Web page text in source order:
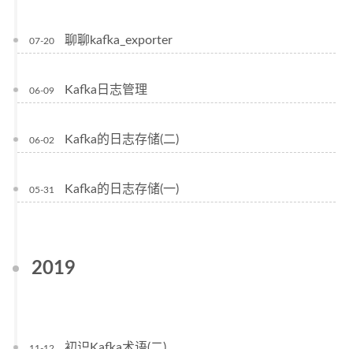
07-20 聊聊kafka_exporter
06-09 Kafka日志管理
06-02 Kafka的日志存储(二)
05-31 Kafka的日志存储(一)
2019